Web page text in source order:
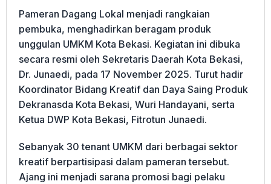
Pameran Dagang Lokal menjadi rangkaian
pembuka, menghadirkan beragam produk
unggulan UMKM Kota Bekasi. Kegiatan ini dibuka
secara resmi oleh Sekretaris Daerah Kota Bekasi,
Dr. Junaedi, pada 17 November 2025. Turut hadir
Koordinator Bidang Kreatif dan Daya Saing Produk
Dekranasda Kota Bekasi, Wuri Handayani, serta
Ketua DWP Kota Bekasi, Fitrotun Junaedi.
Sebanyak 30 tenant UMKM dari berbagai sektor
kreatif berpartisipasi dalam pameran tersebut.
Ajang ini menjadi sarana promosi bagi pelaku